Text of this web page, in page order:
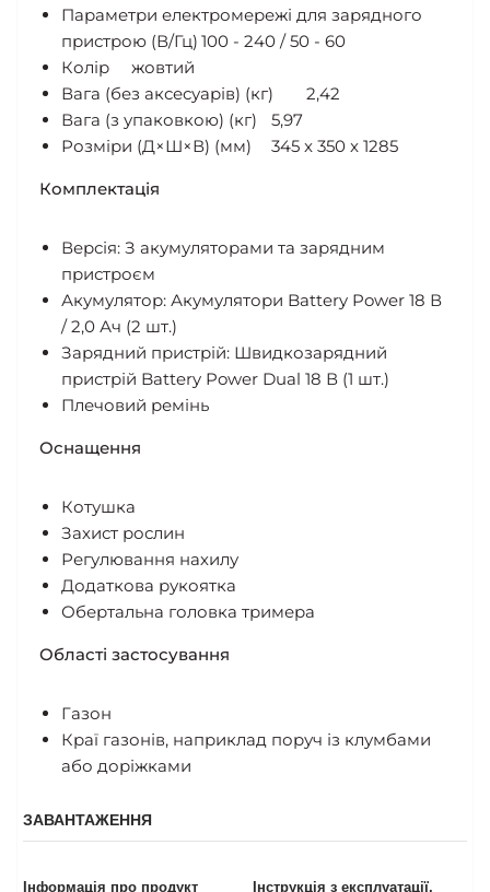
Параметри електромережі для зарядного
пристрою (В/Гц) 100 - 240 / 50 - 60
Колір
жовтий
Вага (без аксесуарів) (кг)
2,42
Вага (з упаковкою) (кг)
5,97
Розміри (Д×Ш×В) (мм)
345 x 350 x 1285
Комплектація
Версія: З акумуляторами та зарядним
пристроєм
Акумулятор: Акумулятори Battery Power 18 В
/ 2,0 Ач (2 шт.)
Зарядний пристрій: Швидкозарядний
пристрій Battery Power Dual 18 В (1 шт.)
Плечовий ремінь
Оснащення
Котушка
Захист рослин
Регулювання нахилу
Додаткова рукоятка
Обертальна головка тримера
Області застосування
Газон
Краї газонів, наприклад поруч із клумбами
або доріжками
ЗАВАНТАЖЕННЯ
Інформація про продукт Інструкція з експлуатації,